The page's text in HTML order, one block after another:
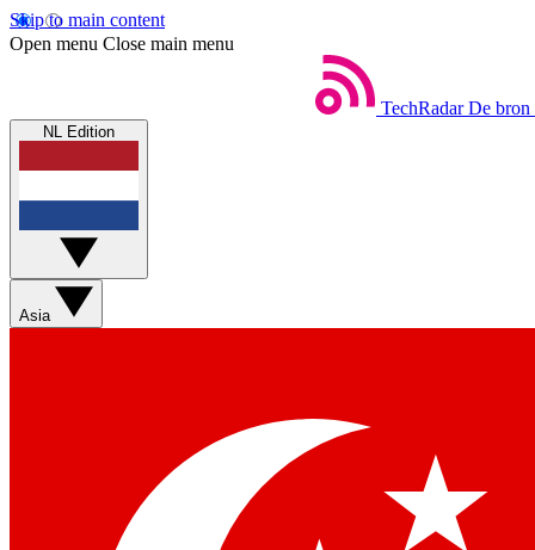
Skip to main content
Open menu Close main menu
TechRadar De bron
NL Edition
Asia